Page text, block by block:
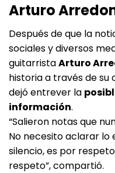
Arturo
Después de que la
sociales y diversos
guitarristaArturo
historia a través de su
dejó entrever la
información.
“Salieron notas que
No necesito aclarar lo
silencio, es por
respeto”, compartió.